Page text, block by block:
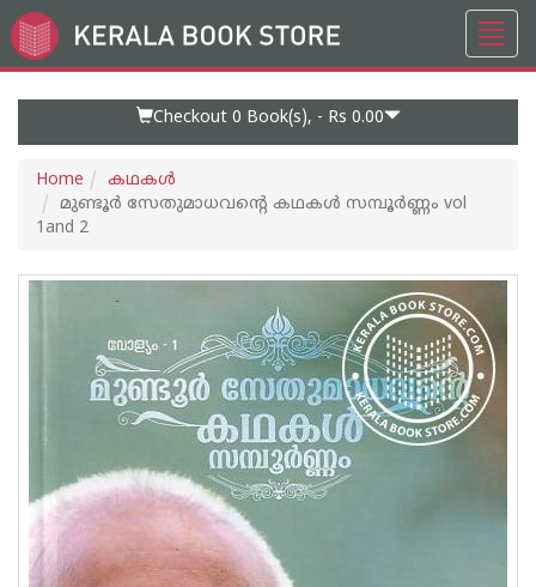
Go
to
Checkout 0 Book(s), - Rs 0.00
Home
കഥകള്‍
മുണ്ടൂർ സേതുമാധവന്റെ കഥകൾ സമ്പൂർണ്ണം vol
1and 2